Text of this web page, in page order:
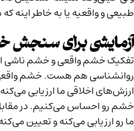
طبیعی و واقعیه یا به خاطر
آزمایشی برای
تفکیک خشم واقعی و خشم ناشی
روانشناسی هم هست. خشم واقعی
ارزش‌های اخلاقی ما ارزیابی
خشم رو احساس می‌کنیم. در
ما رو ارزیابی می‌کنه و تعیین